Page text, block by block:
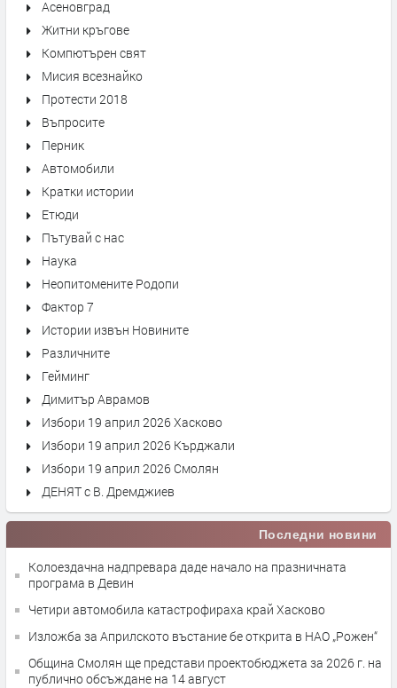
Асеновград
Житни кръгове
Компютърен свят
Мисия всезнайко
Протести 2018
Въпросите
Перник
Автомобили
Кратки истории
Етюди
Пътувай с нас
Наука
Неопитомените Родопи
Фактор 7
Истории извън Новините
Различните
Гейминг
Димитър Аврамов
Избори 19 април 2026 Хасково
Избори 19 април 2026 Кърджали
Избори 19 април 2026 Смолян
ДЕНЯТ с В. Дремджиев
Последни новини
Колоездачна надпревара даде начало на празничната
програма в Девин
Четири автомобила катастрофираха край Хасково
Изложба за Априлското въстание бе открита в НАО „Рожен“
Община Смолян ще представи проектобюджета за 2026 г. на
публично обсъждане на 14 август